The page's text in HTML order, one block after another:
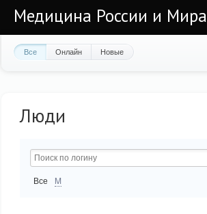
Медицина России и Мира
Все Онлайн Новые
Люди
Все M